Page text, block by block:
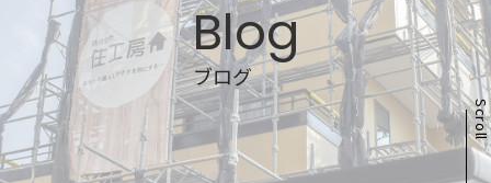
Scroll
Blog
ブログ